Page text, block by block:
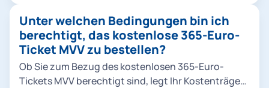
Unter welchen Bedingungen bin ich
berechtigt, das kostenlose 365-Euro-
Ticket MVV zu bestellen?
Ob Sie zum Bezug des kostenlosen 365-Euro-
Tickets MVV berechtigt sind, legt Ihr Kostenträger